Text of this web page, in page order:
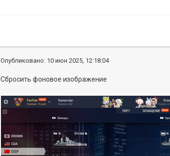
Опубликовано: 10 июн 2025, 12:18:04
Сбросить фоновое изображение